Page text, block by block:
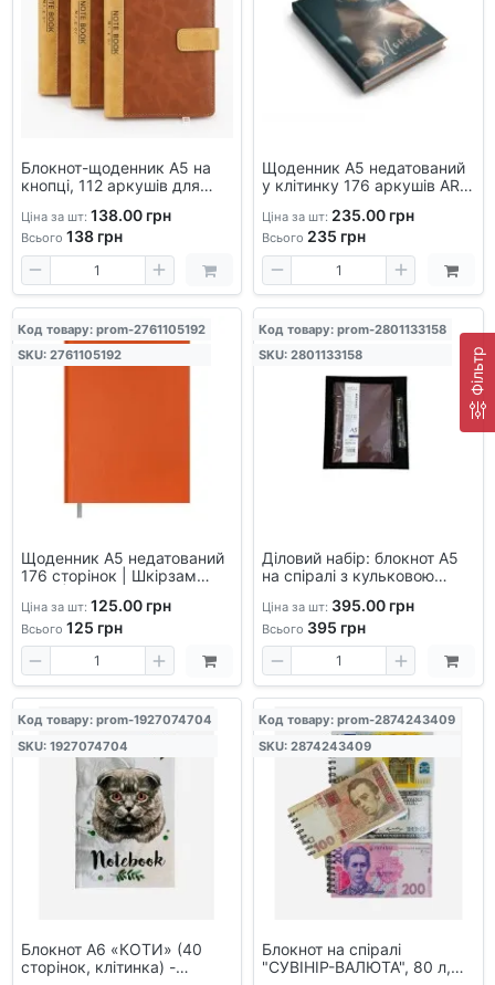
Фільтр
Блокнот-щоденник А5 на
кнопці, 112 аркушів для
Ціна за шт: 138.00 грн
Всього 138грн
Щоденник А5 недатований
у клітинку 176 аркушів ART
офісний, стильний дизайн
Ціна за шт: 235.00 грн
Всього 235 грн
Щоденник А5 недатований
176 сторінок | Шкірзам
Код товару: prom-2761105192
SKU: 2761105192
Ціна за шт: 125.00 грн
Всього 125 грн
Діловий набір: блокнот А5
на спіралі з кульковою
картонній коробці
Код товару: prom-2801133158
SKU: 2801133158
Ціна за шт: 395.00 грн
Всього 395 грн
Блокнот А6 «КОТИ» (40
сторінок, клітинка) -
Код товару: prom-1927074704
SKU: 1927074704
Блокнот на спіралі
"СУВІНІР-ВАЛЮТА", 80 л,
Код товару: prom-2874243409
SKU: 2874243409